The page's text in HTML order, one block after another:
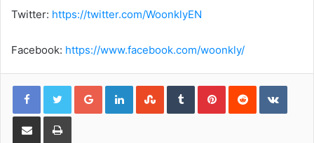
Twitter: https://twitter.com/WoonklyEN
Facebook: https://www.facebook.com/woonkly/
Google+LinkedInStumbleUpon
TumblrPinterestReddit
Share via Email Print